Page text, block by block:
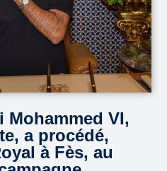
Mohammed VI,
a procédé,
à Fès, au